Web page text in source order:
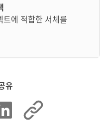
에 적합한 서체를
유